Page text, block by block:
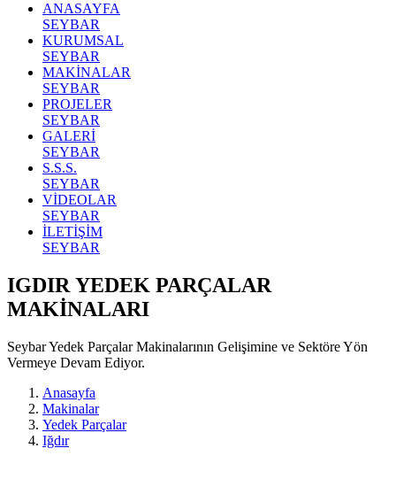
ANASAYFA
SEYBAR
KURUMSAL
SEYBAR
MAKİNALAR
SEYBAR
PROJELER
SEYBAR
GALERİ
SEYBAR
S.S.S.
SEYBAR
VİDEOLAR
SEYBAR
İLETİŞİM
SEYBAR
IGDIR YEDEK PARÇALAR
MAKİNALARI
Seybar Yedek Parçalar Makinalarının Gelişimine ve Sektöre Yön
Vermeye Devam Ediyor.
Anasayfa
Makinalar
Yedek Parçalar
Iğdır